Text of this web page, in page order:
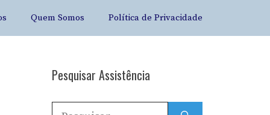
Quem Somos Política de Privacidade
Pesquisar Assistência
Pesquisar